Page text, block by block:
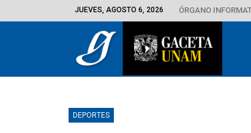
JUEVES, AGOSTO 6, 2026 ÓRGANO
DEPORTES